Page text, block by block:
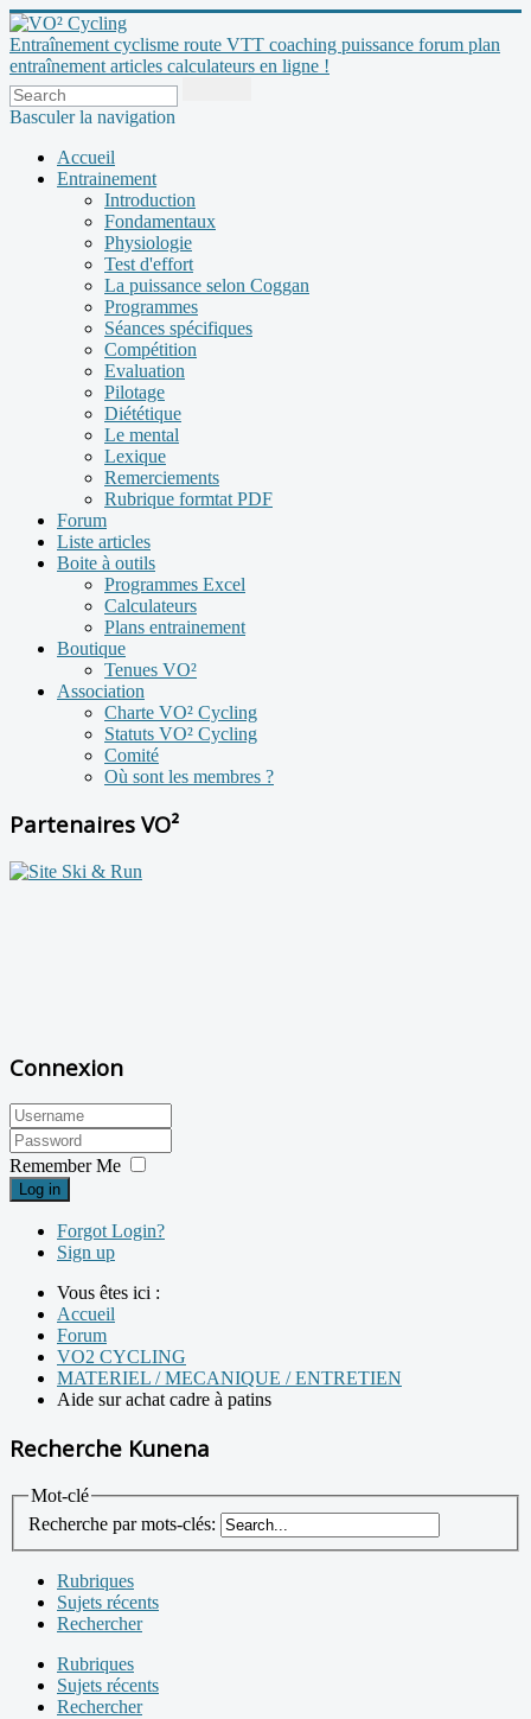
Entraînement cyclisme route VTT coaching puissance forum plan
entraînement articles calculateurs en ligne !
Basculer la navigation
Accueil
Entrainement
Introduction
Fondamentaux
Physiologie
Test d'effort
La puissance selon Coggan
Programmes
Séances spécifiques
Compétition
Evaluation
Pilotage
Diététique
Le mental
Lexique
Remerciements
Rubrique formtat PDF
Forum
Liste articles
Boite à outils
Programmes Excel
Calculateurs
Plans entrainement
Boutique
Tenues VO²
Association
Charte VO² Cycling
Statuts VO² Cycling
Comité
Où sont les membres ?
Partenaires VO²
Connexion
Remember Me
Log in
Forgot Login?
Sign up
Vous êtes ici :
Accueil
Forum
VO2 CYCLING
MATERIEL / MECANIQUE / ENTRETIEN
Aide sur achat cadre à patins
Recherche Kunena
Mot-clé
Recherche par mots-clés:
Rubriques
Sujets récents
Rechercher
Rubriques
Sujets récents
Rechercher